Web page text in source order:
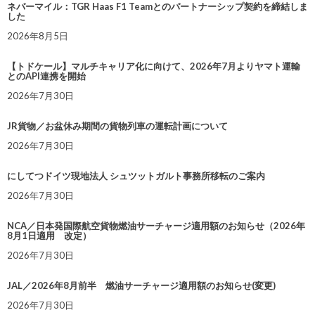
ネバーマイル：TGR Haas F1 Teamとのパートナーシップ契約を締結しま
した
2026年8月5日
【トドケール】マルチキャリア化に向けて、2026年7月よりヤマト運輸
とのAPI連携を開始
2026年7月30日
JR貨物／お盆休み期間の貨物列車の運転計画について
2026年7月30日
にしてつドイツ現地法人 シュツットガルト事務所移転のご案内
2026年7月30日
NCA／日本発国際航空貨物燃油サーチャージ適用額のお知らせ（2026年
8月1日適用 改定）
2026年7月30日
JAL／2026年8月前半 燃油サーチャージ適用額のお知らせ(変更)
2026年7月30日